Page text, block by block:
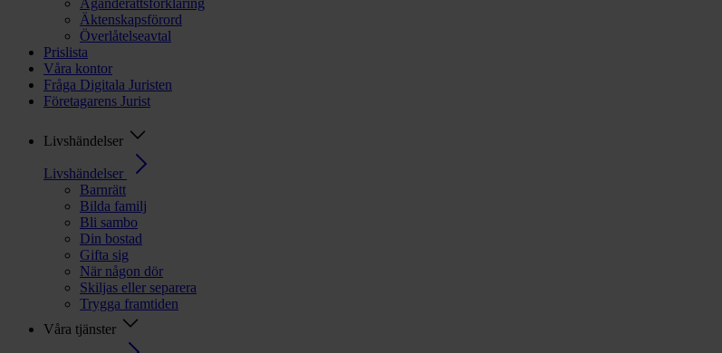
Äganderättsförklaring
Äktenskapsförord
Överlåtelseavtal
Prislista
Våra kontor
Fråga Digitala Juristen
Företagarens Jurist
Livshändelser
Livshändelser
Barnrätt
Bilda familj
Bli sambo
Din bostad
Gifta sig
När någon dör
Skiljas eller separera
Trygga framtiden
Våra tjänster